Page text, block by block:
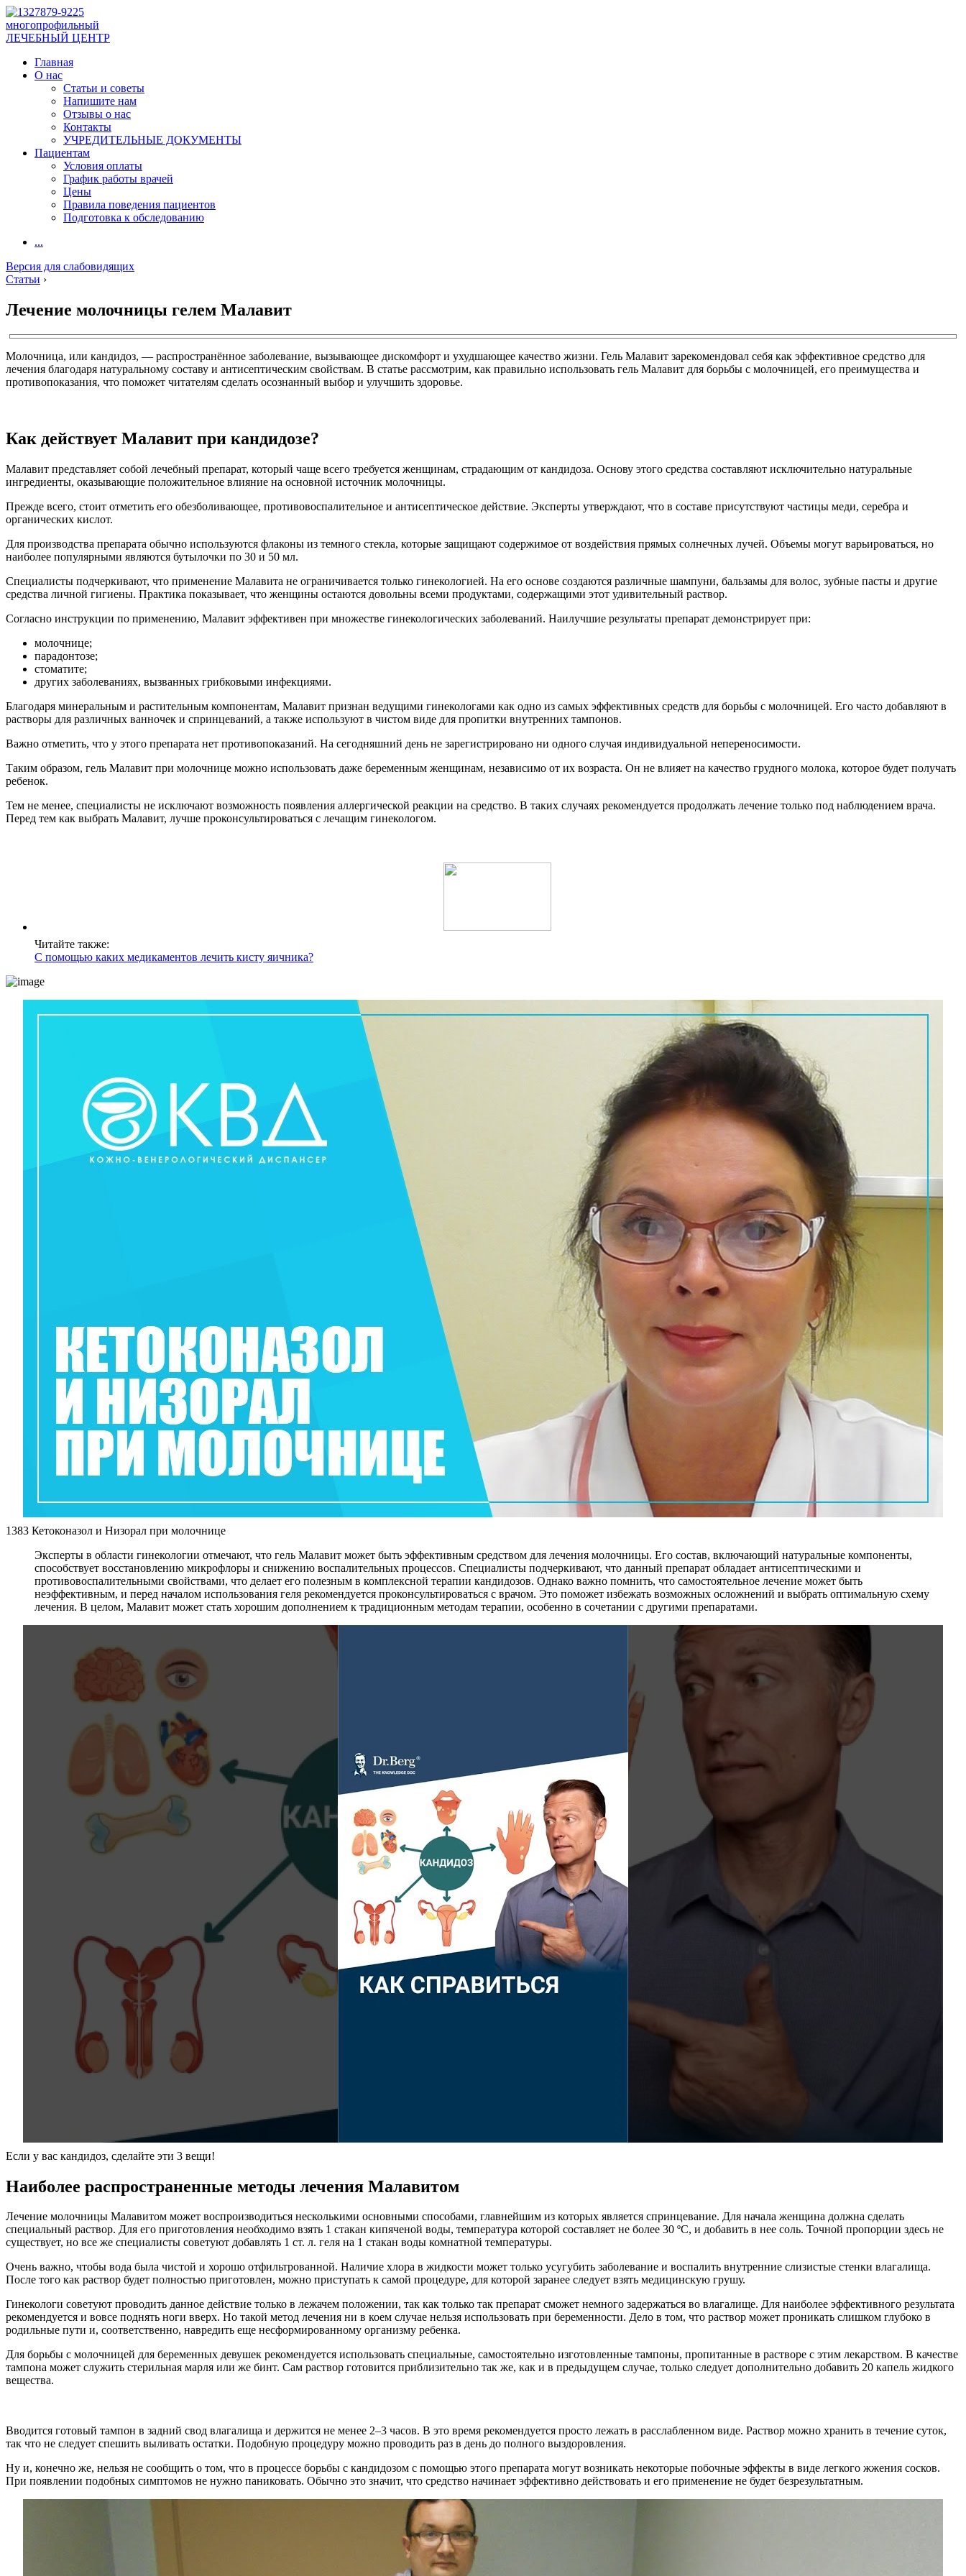
многопрофильный
ЛЕЧЕБНЫЙ ЦЕНТР
Главная
О нас
Статьи и советы
Напишите нам
Отзывы о нас
Контакты
УЧРЕДИТЕЛЬНЫЕ ДОКУМЕНТЫ
Пациентам
Условия оплаты
График работы врачей
Цены
Правила поведения пациентов
Подготовка к обследованию
...
Версия для слабовидящих
Статьи ›
Лечение молочницы гелем Малавит
Молочница, или кандидоз, — распространённое заболевание, вызывающее дискомфорт и ухудшающее качество жизни. Гель Малавит зарекомендовал себя как эффективное средство для
лечения благодаря натуральному составу и антисептическим свойствам. В статье рассмотрим, как правильно использовать гель Малавит для борьбы с молочницей, его преимущества и
противопоказания, что поможет читателям сделать осознанный выбор и улучшить здоровье.
Как действует Малавит при кандидозе?
Малавит представляет собой лечебный препарат, который чаще всего требуется женщинам, страдающим от кандидоза. Основу этого средства составляют исключительно натуральные
ингредиенты, оказывающие положительное влияние на основной источник молочницы.
Прежде всего, стоит отметить его обезболивающее, противовоспалительное и антисептическое действие. Эксперты утверждают, что в составе присутствуют частицы меди, серебра и
органических кислот.
Для производства препарата обычно используются флаконы из темного стекла, которые защищают содержимое от воздействия прямых солнечных лучей. Объемы могут варьироваться, но
наиболее популярными являются бутылочки по 30 и 50 мл.
Специалисты подчеркивают, что применение Малавита не ограничивается только гинекологией. На его основе создаются различные шампуни, бальзамы для волос, зубные пасты и другие
средства личной гигиены. Практика показывает, что женщины остаются довольны всеми продуктами, содержащими этот удивительный раствор.
Согласно инструкции по применению, Малавит эффективен при множестве гинекологических заболеваний. Наилучшие результаты препарат демонстрирует при:
молочнице;
парадонтозе;
стоматите;
других заболеваниях, вызванных грибковыми инфекциями.
Благодаря минеральным и растительным компонентам, Малавит признан ведущими гинекологами как одно из самых эффективных средств для борьбы с молочницей. Его часто добавляют в
растворы для различных ванночек и спринцеваний, а также используют в чистом виде для пропитки внутренних тампонов.
Важно отметить, что у этого препарата нет противопоказаний. На сегодняшний день не зарегистрировано ни одного случая индивидуальной непереносимости.
Таким образом, гель Малавит при молочнице можно использовать даже беременным женщинам, независимо от их возраста. Он не влияет на качество грудного молока, которое будет получать
ребенок.
Тем не менее, специалисты не исключают возможность появления аллергической реакции на средство. В таких случаях рекомендуется продолжать лечение только под наблюдением врача.
Перед тем как выбрать Малавит, лучше проконсультироваться с лечащим гинекологом.
Читайте также:
С помощью каких медикаментов лечить кисту яичника?
1383 Кетоконазол и Низорал при молочнице
Эксперты в области гинекологии отмечают, что гель Малавит может быть эффективным средством для лечения молочницы. Его состав, включающий натуральные компоненты,
способствует восстановлению микрофлоры и снижению воспалительных процессов. Специалисты подчеркивают, что данный препарат обладает антисептическими и
противовоспалительными свойствами, что делает его полезным в комплексной терапии кандидозов. Однако важно помнить, что самостоятельное лечение может быть
неэффективным, и перед началом использования геля рекомендуется проконсультироваться с врачом. Это поможет избежать возможных осложнений и выбрать оптимальную схему
лечения. В целом, Малавит может стать хорошим дополнением к традиционным методам терапии, особенно в сочетании с другими препаратами.
Если у вас кандидоз, сделайте эти 3 вещи!
Наиболее распространенные методы лечения Малавитом
Лечение молочницы Малавитом может воспроизводиться несколькими основными способами, главнейшим из которых является спринцевание. Для начала женщина должна сделать
специальный раствор. Для его приготовления необходимо взять 1 стакан кипяченой воды, температура которой составляет не более 30 ºC, и добавить в нее соль. Точной пропорции здесь не
существует, но все же специалисты советуют добавлять 1 ст. л. геля на 1 стакан воды комнатной температуры.
Очень важно, чтобы вода была чистой и хорошо отфильтрованной. Наличие хлора в жидкости может только усугубить заболевание и воспалить внутренние слизистые стенки влагалища.
После того как раствор будет полностью приготовлен, можно приступать к самой процедуре, для которой заранее следует взять медицинскую грушу.
Гинекологи советуют проводить данное действие только в лежачем положении, так как только так препарат сможет немного задержаться во влагалище. Для наиболее эффективного результата
рекомендуется и вовсе поднять ноги вверх. Но такой метод лечения ни в коем случае нельзя использовать при беременности. Дело в том, что раствор может проникать слишком глубоко в
родильные пути и, соответственно, навредить еще несформированному организму ребенка.
Для борьбы с молочницей для беременных девушек рекомендуется использовать специальные, самостоятельно изготовленные тампоны, пропитанные в растворе с этим лекарством. В качестве
тампона может служить стерильная марля или же бинт. Сам раствор готовится приблизительно так же, как и в предыдущем случае, только следует дополнительно добавить 20 капель жидкого
вещества.
Вводится готовый тампон в задний свод влагалища и держится не менее 2–3 часов. В это время рекомендуется просто лежать в расслабленном виде. Раствор можно хранить в течение суток,
так что не следует спешить выливать остатки. Подобную процедуру можно проводить раз в день до полного выздоровления.
Ну и, конечно же, нельзя не сообщить о том, что в процессе борьбы с кандидозом с помощью этого препарата могут возникать некоторые побочные эффекты в виде легкого жжения сосков.
При появлении подобных симптомов не нужно паниковать. Обычно это значит, что средство начинает эффективно действовать и его применение не будет безрезультатным.